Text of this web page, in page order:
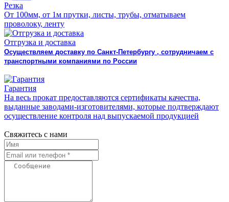
Резка
От 100мм, от 1м прутки, листы, трубы, отматываем
проволоку, ленту
Отгрузка и доставка
Осуществляем доставку по Санкт-Петербургу , сотрудничаем с
транспортными компаниями по России
Гарантия
На весь прокат предоставляются сертификаты качества,
выданные заводами-изготовителями, которые подтверждают
осуществление контроля над выпускаемой продукцией
Свяжитесь с нами